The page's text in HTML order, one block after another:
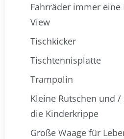
Fahrräder immer
View
Tischkicker
Tischtennisplatte
Trampolin
Kleine Rutschen und
die Kinderkrippe
Große Waage für